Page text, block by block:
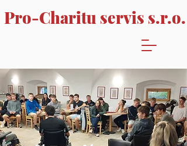
Pro-Charitu servis s.r.o.